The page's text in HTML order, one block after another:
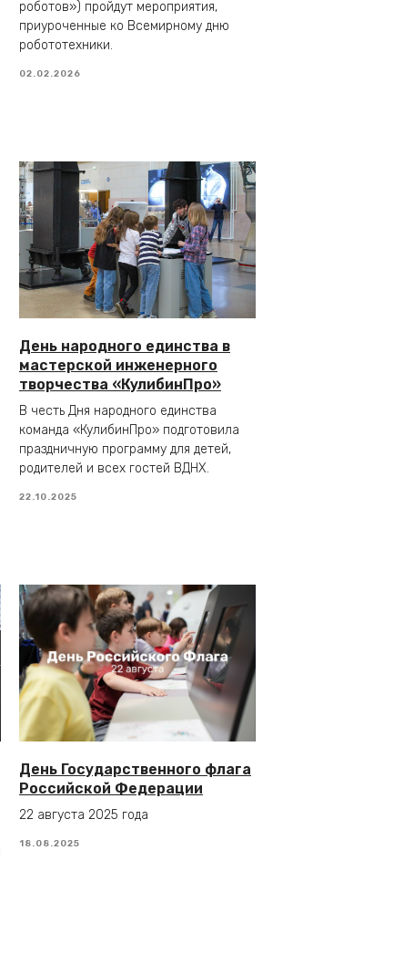
роботов») пройдут мероприятия,
приуроченные ко Всемирному дню
робототехники.
02.02.2026
День народного единства в
мастерской инженерного
творчества «КулибинПро»
В честь Дня народного единства
команда «КулибинПро» подготовила
праздничную программу для детей,
родителей и всех гостей ВДНХ.
22.10.2025
День Государственного флага
Российской Федерации
22 августа 2025 года
18.08.2025